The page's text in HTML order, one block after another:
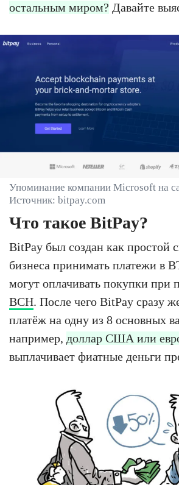
остальным миром? Давайте
Упоминание компании Microsoft на
Источник: bitpay.com
Что такое BitPay?
BitPay был создан как простой
бизнеса принимать платежи в
могут оплачивать покупки
BCH. После чего BitPay сразу
платёж на одну из 8 основных
например, доллар США или
выплачивает фиатные деньги